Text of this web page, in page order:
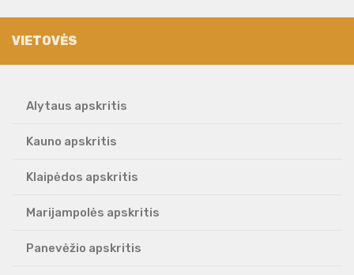
VIETOVĖS
Alytaus apskritis
Kauno apskritis
Klaipėdos apskritis
Marijampolės apskritis
Panevėžio apskritis